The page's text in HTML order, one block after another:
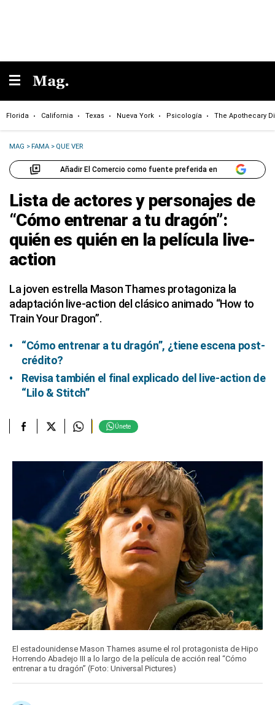
Florida California Texas Nueva York Psicología The Apothecary
MAG >FAMA > QUE VER
Añadir El Comercio como fuente preferida en
Lista de actores y personajes de
“Cómo entrenar a tu dragón”:
quién es quién en la película live-
action
La joven estrella Mason Thames protagoniza la
adaptación live-action del clásico animado “How to
Train Your Dragon”.
“Cómo entrenar a tu dragón”, ¿tiene escena post-
crédito?
Revisa también el final explicado del live-action de
“Lilo & Stitch”
Únete
El estadounidense Mason Thames asume el rol protagonista de Hipo
Horrendo Abadejo III a lo largo de la película de acción real “Cómo
entrenar a tu dragón” (Foto: Universal Pictures)